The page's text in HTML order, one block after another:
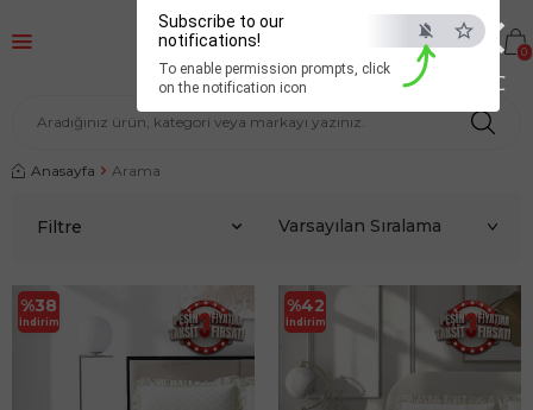
×
ESC
Subscribe to our
notifications!
To enable permission prompts, click
on the notification icon
0
Anasayfa Arama
Filtre
%38
İndirim
%42
İndirim